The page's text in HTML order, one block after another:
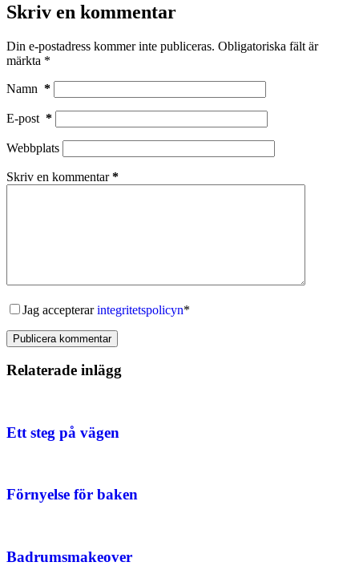
Skriv en kommentar
Din e-postadress kommer inte publiceras. Obligatoriska fält är
märkta *
Namn *
E-post *
Webbplats
Skriv en kommentar*
Jag accepterarintegritetspolicyn*
Publicera kommentar
Relaterade inlägg
Ett steg på vägen
Förnyelse för baken
Badrumsmakeover